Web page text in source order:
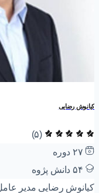
کیانوش رضایی
(۵)
۲۷ دوره‌
۵۴ دانش پژوه
کیانوش رضایی مدیر